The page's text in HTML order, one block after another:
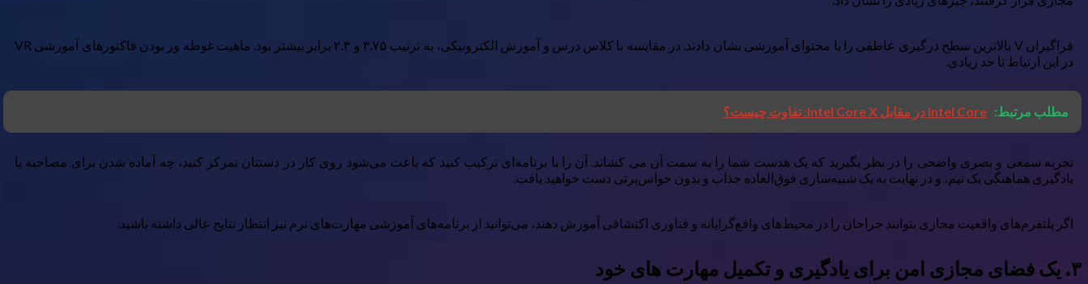
فراگیران V بالاترین سطح درگیری عاطفی را با محتوای آموزشی نشان دادند. در مقایسه با کلاس درس و آموزش الکترونیکی، به ترتیب ۳.۷۵ و ۲.۳ برابر بیشتر بود. ماهیت غوطه ور بودن فاکتورهای آموزشی VR
در این ارتباط تا حد زیادی.
مطلب مرتبط: Intel Core در مقابل Intel Core X: تفاوت چیست؟
تجربه سمعی و بصری واضحی را در نظر بگیرید که یک هدست شما را به سمت آن می کشاند. آن را با برنامه‌ای ترکیب کنید که باعث می‌شود روی کار در دستتان تمرکز کنید، چه آماده شدن برای مصاحبه یا
یادگیری هماهنگی یک تیم، و در نهایت به یک شبیه‌سازی فوق‌العاده جذاب و بدون حواس‌پرتی دست خواهید یافت.
اگر پلتفرم‌های واقعیت مجازی بتوانند جراحان را در محیط‌های واقع‌گرایانه و فناوری اکتشافی آموزش دهند، می‌توانید از برنامه‌های آموزشی مهارت‌های نرم نیز انتظار نتایج عالی داشته باشید.
۳. یک فضای مجازی امن برای یادگیری و تکمیل مهارت های خود